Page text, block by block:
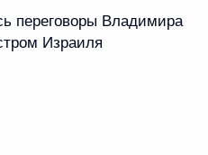
переговоры Владимира
Израиля